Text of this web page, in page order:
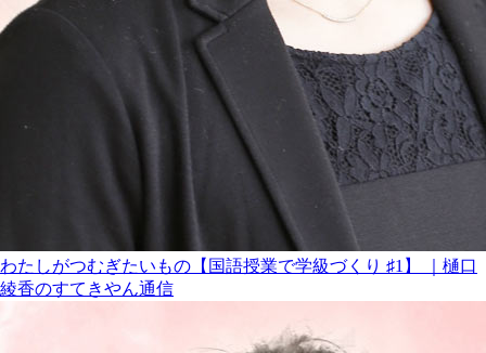
わたしがつむぎたいもの【国語授業で学級づくり ♯1】 ｜樋口
綾香のすてきやん通信